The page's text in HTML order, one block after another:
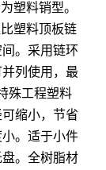
塑料销型。
塑料顶板链
。采用链环
列使用，最
殊工程塑料
缩小，节省
。适于小件
。全树脂材